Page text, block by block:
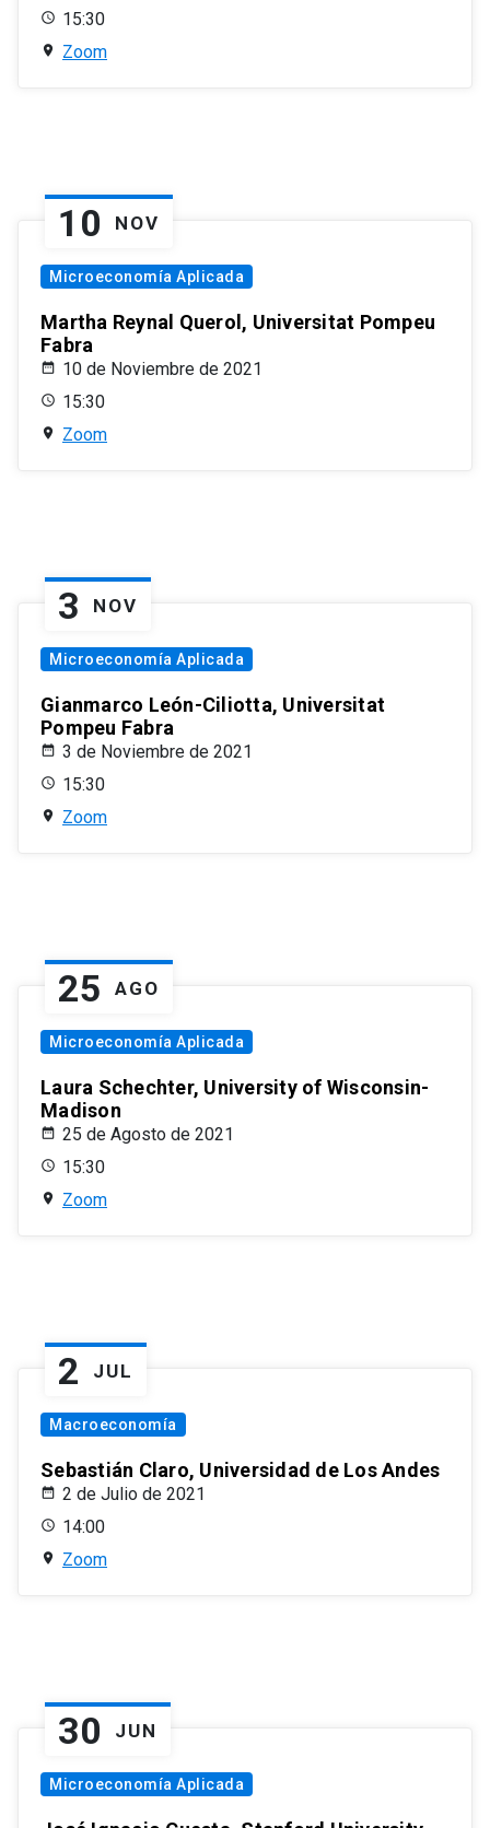
15:30
Zoom
10 NOV
Microeconomía Aplicada
Martha Reynal Querol, Universitat Pompeu
Fabra
10 de Noviembre de 2021
15:30
Zoom
3 NOV
Microeconomía Aplicada
Gianmarco León-Ciliotta, Universitat
Pompeu Fabra
3 de Noviembre de 2021
15:30
Zoom
25 AGO
Microeconomía Aplicada
Laura Schechter, University of Wisconsin-
Madison
25 de Agosto de 2021
15:30
Zoom
2 JUL
Macroeconomía
Sebastián Claro, Universidad de Los Andes
2 de Julio de 2021
14:00
Zoom
30 JUN
Microeconomía Aplicada